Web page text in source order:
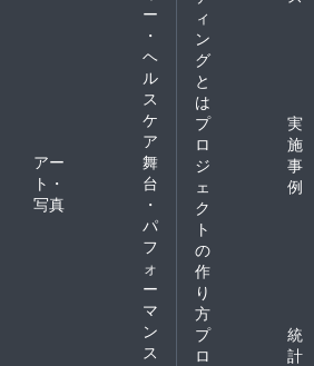
ー
・
ヘ
ル
ス
ケ
ア
アー
ト・
写真
舞
台
・
パ
フ
ォ
ー
マ
ン
ス
ィ
ン
グ
と
は
プ
ロ
ジ
ェ
ク
ト
の
作
り
方
実
施
事
例
プ
ロ
統
計